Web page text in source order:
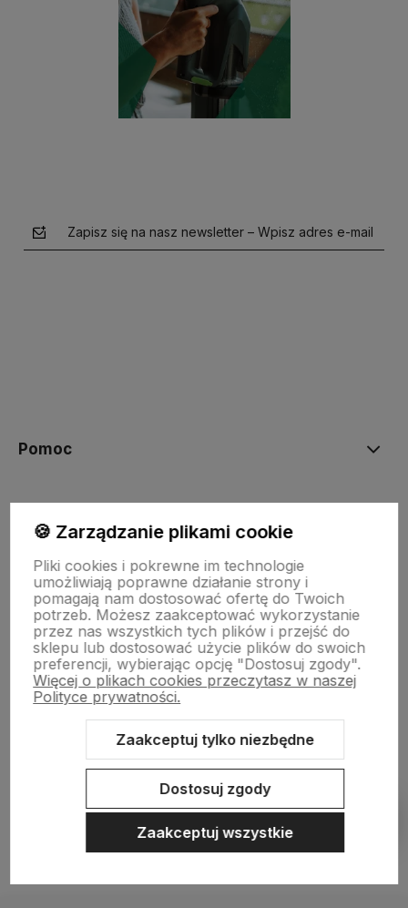
Zapisz się na nasz newsletter – Wpisz adres e-mail
Pomoc
Płatności i dostawa
Informacje
O nas
Sklep internetowy Shoper.pl Szablon Shoper Modern 3.0™
GrowCommerce
🍪 Zarządzanie plikami cookie
Pliki cookies i pokrewne im technologie
umożliwiają poprawne działanie strony i
pomagają nam dostosować ofertę do Twoich
potrzeb. Możesz zaakceptować wykorzystanie
przez nas wszystkich tych plików i przejść do
sklepu lub dostosować użycie plików do swoich
preferencji, wybierając opcję "Dostosuj zgody".
Więcej o plikach cookies przeczytasz w naszej
Polityce prywatności.
Zaakceptuj tylko niezbędne
Dostosuj zgody
Zaakceptuj wszystkie